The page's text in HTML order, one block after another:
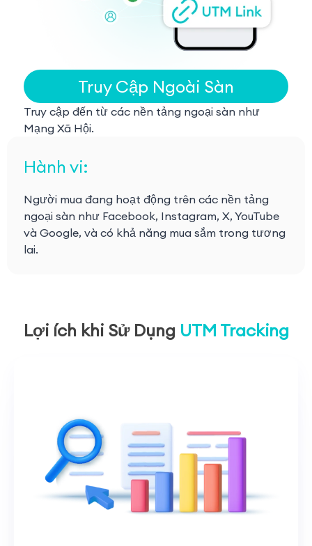
Truy Cập Ngoài Sàn
Truy cập đến từ các nền tảng ngoại sàn như
Mạng Xã Hội.
Hành vi:
Người mua đang hoạt động trên các nền tảng
ngoại sàn như Facebook, Instagram, X, YouTube
và Google, và có khả năng mua sắm trong tương
lai.
Lợi ích khi Sử Dụng UTM Tracking